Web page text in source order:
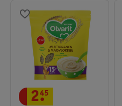
2.
45